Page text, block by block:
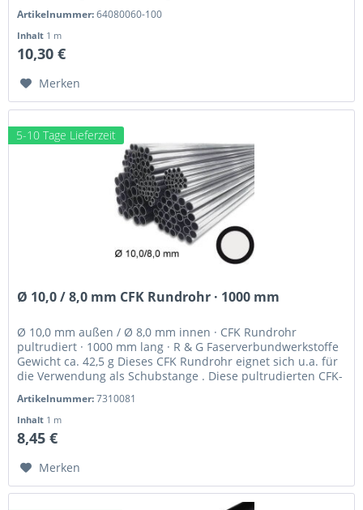
Artikelnummer:64080060-100
Inhalt 1 m
10,30 €
Merken
5-10 Tage Lieferzeit
Ø 10,0 / 8,0 mm CFK Rundrohr · 1000 mm
Ø 10,0 mm außen / Ø 8,0 mm innen · CFK Rundrohr
pultrudiert · 1000 mm lang · R & G Faserverbundwerkstoffe
Gewicht ca. 42,5 g Dieses CFK Rundrohr eignet sich u.a. für
die Verwendung als Schubstange . Diese pultrudierten CFK-
Artikelnummer:7310081
Inhalt 1 m
8,45 €
Merken